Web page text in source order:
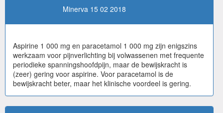
Minerva 15 02 2018
Aspirine 1 000 mg en paracetamol 1 000 mg zijn enigszins
werkzaam voor pijnverlichting bij volwassenen met frequente
periodieke spanningshoofdpijn, maar de bewijskracht is
(zeer) gering voor aspirine. Voor paracetamol is de
bewijskracht beter, maar het klinische voordeel is gering.